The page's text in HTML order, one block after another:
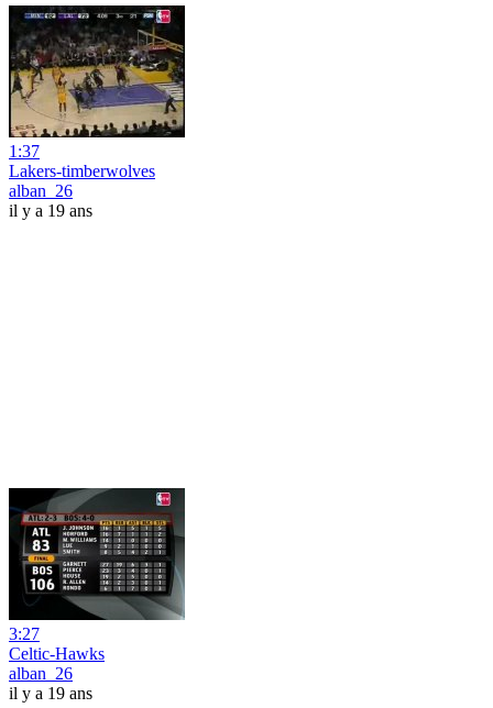
1:37
Lakers-timberwolves
alban_26
il y a 19 ans
3:27
Celtic-Hawks
alban_26
il y a 19 ans